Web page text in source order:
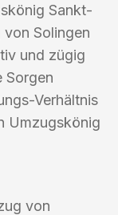
Sankt-
von Solingen
und zügig
Sorgen
Verhältnis
Umzugskönig
von